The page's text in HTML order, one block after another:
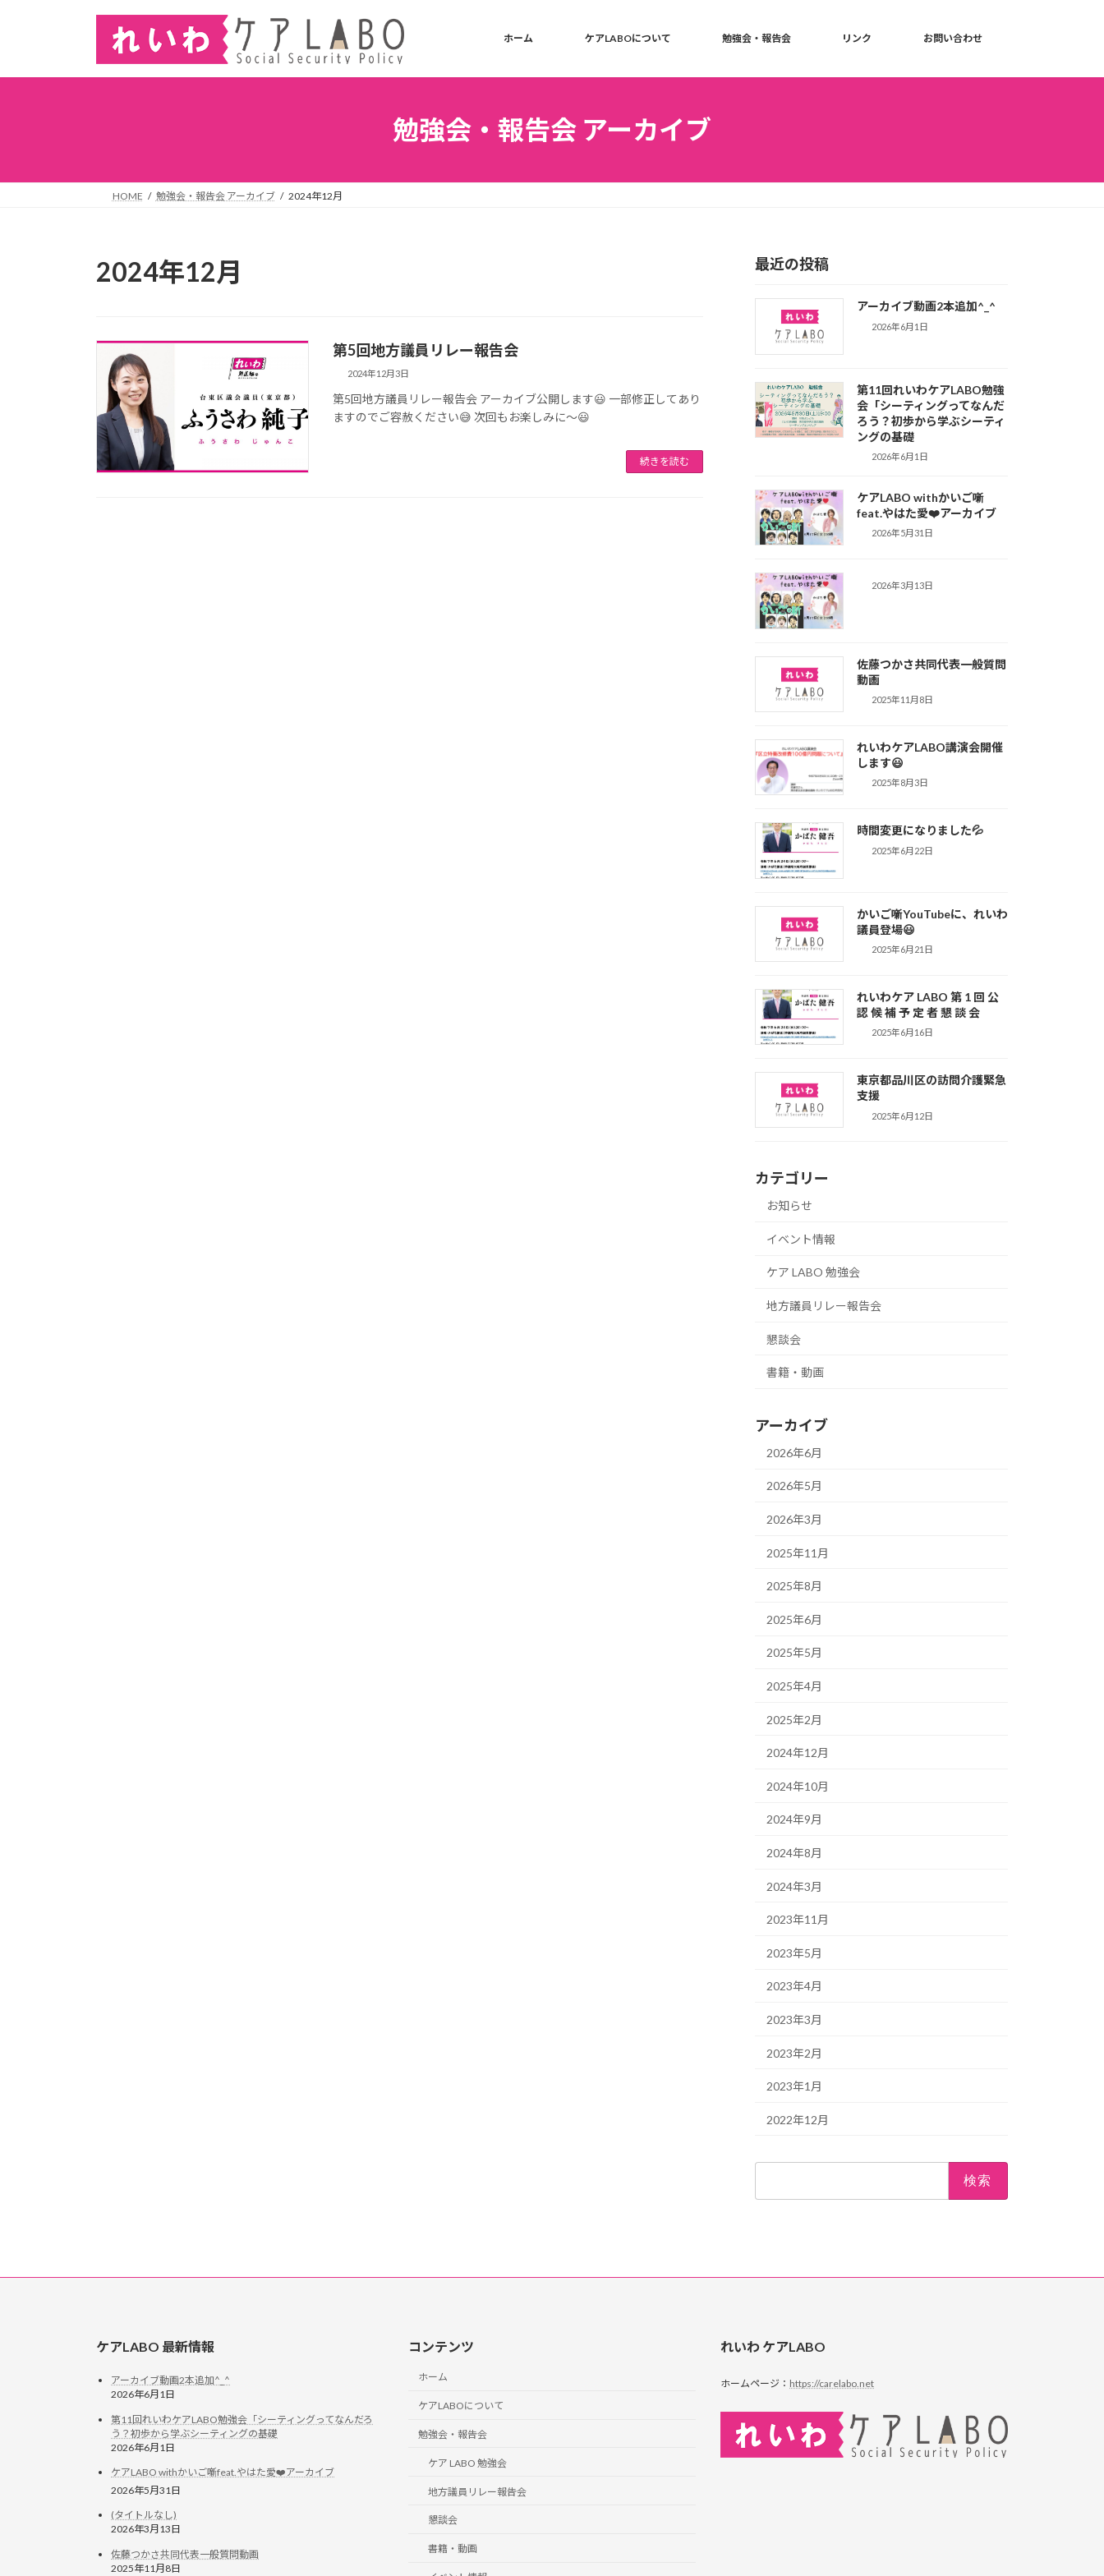
ホーム ケアLABOについて 勉強会・報告会 リンク お問い合わせ
勉強会・報告会 アーカイブ
HOME 勉強会・報告会 アーカイブ 2024年12月
2024年12月
第5回地方議員リレー報告会
2024年12月3日
第5回地方議員リレー報告会 アーカイブ公開します😃 一部修正してあり
ますのでご容赦ください😅 次回もお楽しみに〜😃
続きを読む
最近の投稿
アーカイブ動画2本追加^_^
2026年6月1日
第11回れいわケアLABO勉強
会「シーティングってなんだ
ろう？初歩から学ぶシーティ
ングの基礎
2026年6月1日
ケアLABO withかいご噺
feat.やはた愛❤️アーカイブ
2026年5月31日
2026年3月13日
佐藤つかさ共同代表一般質問
動画
2025年11月8日
れいわケアLABO講演会開催
します😃
2025年8月3日
時間変更になりました💦
2025年6月22日
かいご噺YouTubeに、れいわ
議員登場😃
2025年6月21日
れいわケア LABO 第 1 回 公
認 候 補 予 定 者 懇 談 会
2025年6月16日
東京都品川区の訪問介護緊急
支援
2025年6月12日
カテゴリー
お知らせ
イベント情報
ケア LABO 勉強会
地方議員リレー報告会
懇談会
書籍・動画
アーカイブ
2026年6月
2026年5月
2026年3月
2025年11月
2025年8月
2025年6月
2025年5月
2025年4月
2025年2月
2024年12月
2024年10月
2024年9月
2024年8月
2024年3月
2023年11月
2023年5月
2023年4月
2023年3月
2023年2月
2023年1月
2022年12月
ケアLABO 最新情報
アーカイブ動画2本追加^_^
2026年6月1日
第11回れいわケアLABO勉強会「シーティングってなんだろ
う？初歩から学ぶシーティングの基礎
2026年6月1日
ケアLABO withかいご噺feat.やはた愛❤️アーカイブ
2026年5月31日
(タイトルなし)
2026年3月13日
佐藤つかさ共同代表一般質問動画
2025年11月8日
コンテンツ
ホーム
ケアLABOについて
勉強会・報告会
ケア LABO 勉強会
地方議員リレー報告会
懇談会
書籍・動画
れいわ ケアLABO
ホームページ： https://carelabo.net